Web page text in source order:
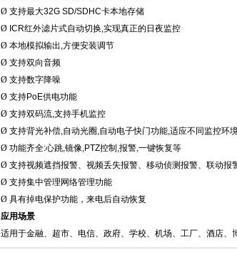
Ø 支持最大32G SD/SDHC卡本地存储
Ø ICR红外滤片式自动切换,实现真正的日夜监控
Ø 本地模拟输出,方便安装调节
Ø 支持双向音频
Ø 支持数字降噪
Ø 支持PoE供电功能
Ø 支持双码流,支持手机监控
Ø 支持背光补偿,自动光圈 ,自动电子快门功能,适应不同监控环
Ø 功能齐全:心跳,镜像,PTZ控制 ,报警,一键恢复等
Ø 支持视频遮挡报警、视频丢失报警、移动侦测报警、联动报
Ø 支持集中管理网络管理功能
Ø 具有掉电保护功能，来电后自动恢复
应用场景
适用于金融、超市、电信、政府、学校、机场、工厂、酒店、